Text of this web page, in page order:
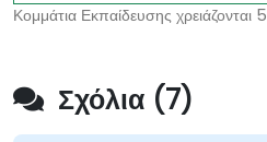
Κομμάτια Εκπαίδευσης χρειάζονται
Σχόλια (7)